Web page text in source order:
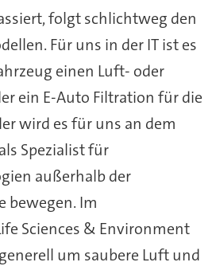
folgt schlichtweg den
Für uns in der IT ist es
einen Luft- oder
ein E-Auto Filtration für die
wird es für uns an dem
Spezialist für
außerhalb der
bewegen. Im
Sciences & Environment
um saubere Luft und